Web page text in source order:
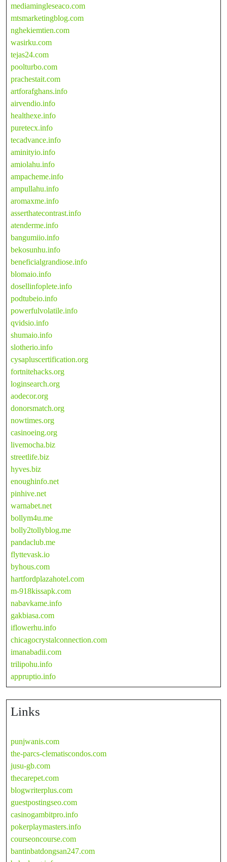
mediamingleseaco.com
mtsmarketingblog.com
nghekiemtien.com
wasirku.com
tejas24.com
poolturbo.com
prachestait.com
artforafghans.info
airvendio.info
healthexe.info
puretecx.info
tecadvance.info
aminityio.info
amiolahu.info
ampacheme.info
ampullahu.info
aromaxme.info
asserthatecontrast.info
atenderme.info
bangumiio.info
bekosunhu.info
beneficialgrandiose.info
blomaio.info
dosellinfoplete.info
podtubeio.info
powerfulvolatile.info
qvidsio.info
shumaio.info
slotherio.info
cysapluscertification.org
fortnitehacks.org
loginsearch.org
aodecor.org
donorsmatch.org
nowtimes.org
casinoeing.org
livemocha.biz
streetlife.biz
hyves.biz
enoughinfo.net
pinhive.net
warnabet.net
bollym4u.me
bolly2tollyblog.me
pandaclub.me
flyttevask.io
byhous.com
hartfordplazahotel.com
m-918kissapk.com
nabavkame.info
gakbiasa.com
iflowerhu.info
chicagocrystalconnection.com
imanabadii.com
trilipohu.info
appruptio.info
Links
punjwanis.com
the-parcs-clematiscondos.com
jusu-gb.com
thecarepet.com
blogwriterplus.com
guestpostingseo.com
casinogambitpro.info
pokerplaymasters.info
courseoncourse.com
bantinbatdongsan247.com